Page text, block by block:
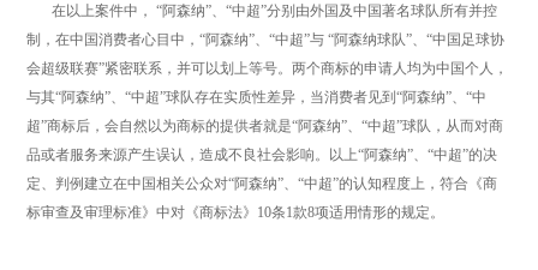
在以上案件中， “阿森纳”、“中超”分别由外国及中国著名球队所有并控
制，在中国消费者心目中，“阿森纳”、“中超”与 “阿森纳球队”、“中国足球协
会超级联赛”紧密联系，并可以划上等号。两个商标的申请人均为中国个人，
与其“阿森纳”、“中超”球队存在实质性差异，当消费者见到“阿森纳”、“中
超”商标后，会自然以为商标的提供者就是“阿森纳”、“中超”球队，从而对商
品或者服务来源产生误认，造成不良社会影响。以上“阿森纳”、“中超”的决
定、判例建立在中国相关公众对“阿森纳”、“中超”的认知程度上，符合《商
标审查及审理标准》中对《商标法》10条1款8项适用情形的规定。